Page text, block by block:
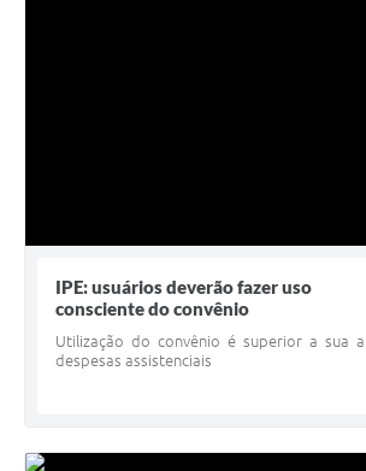
IPE: usuários deverão fazer uso
consciente do convênio
Utilização do convênio é superior a sua
despesas assistenciais